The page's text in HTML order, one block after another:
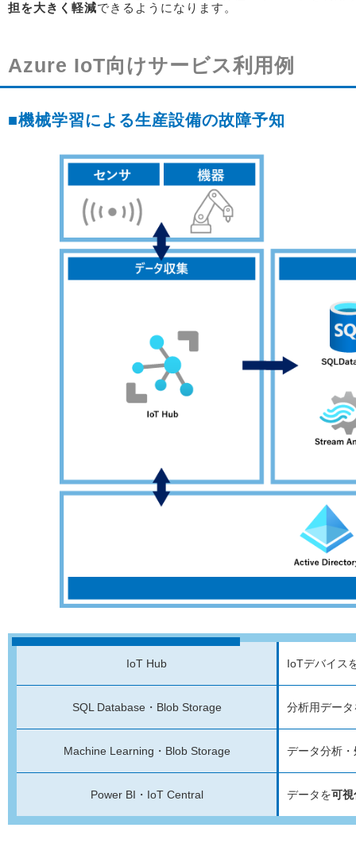
担を大きく軽減できるようになります。
Azure IoT向けサービス利用例
■機械学習による生産設備の故障予知
IoT Hub IoTデバイス
SQL Database・Blob Storage 分析用データ
Machine Learning・Blob Storage データ分析
Power BI・IoT Central データを可視